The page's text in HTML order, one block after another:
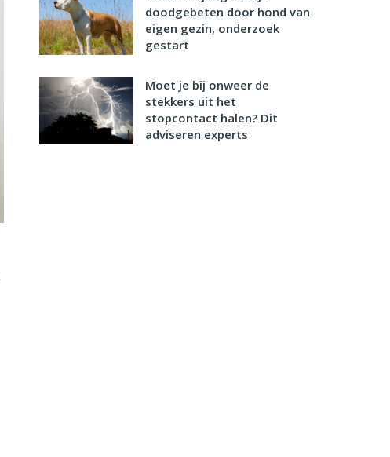
doodgebeten door hond van
eigen gezin, onderzoek
gestart
Moet je bij onweer de
stekkers uit het
stopcontact halen? Dit
adviseren experts